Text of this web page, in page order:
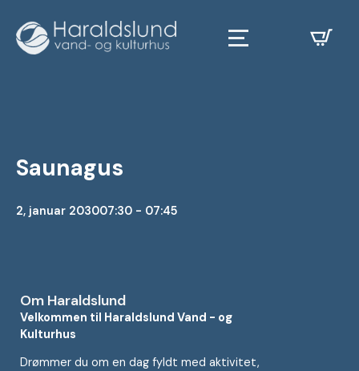
Saunagus
2, januar 203007:30 - 07:45
Om Haraldslund
Velkommen til Haraldslund Vand - og
Kulturhus
Drømmer du om en dag fyldt med aktivitet,